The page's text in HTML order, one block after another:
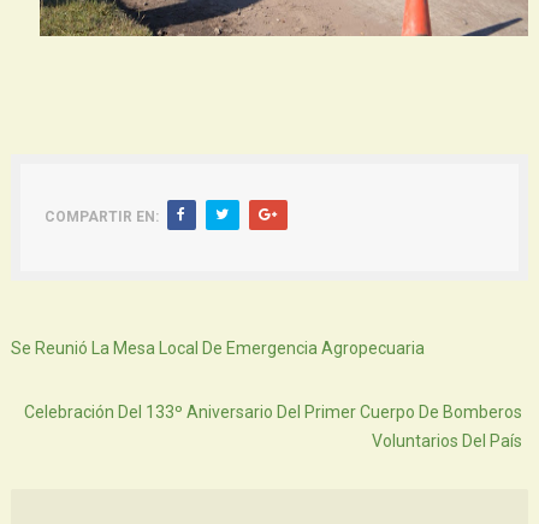
COMPARTIR EN:
Se Reunió La Mesa Local De Emergencia Agropecuaria
Celebración Del 133º Aniversario Del Primer Cuerpo De Bomberos
Voluntarios Del País